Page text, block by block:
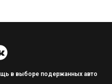
в выборе подержанных авто